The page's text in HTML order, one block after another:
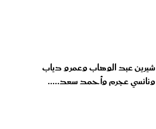
شيرين عبد الوهاب وعمرو دياب
ونانسي عجرم وأحمد سعد.....